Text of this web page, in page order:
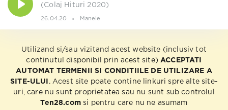
(Colaj Hituri 2020)
26.04.20 Manele
Utilizand si/sau vizitand acest website (inclusiv tot
continutul disponibil prin acest site) ACCEPTATI
AUTOMAT TERMENII SI CONDITIILE DE UTILIZARE A
SITE-ULUI
. Acest site poate contine linkuri spre alte site-
uri, care nu sunt proprietatea sau nu sunt sub controlul
Ten28.comsi pentru care nu ne asumam